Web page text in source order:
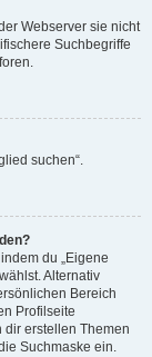
Webserver sie nicht
Suchbegriffe
suchen“.
du „Eigene
Alternativ
Bereich
Profilseite
dir erstellen Themen
Suchmaske ein.